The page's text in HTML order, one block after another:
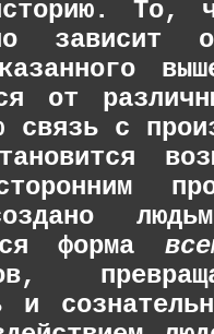
То,
зависит
от
связь с
форма
и